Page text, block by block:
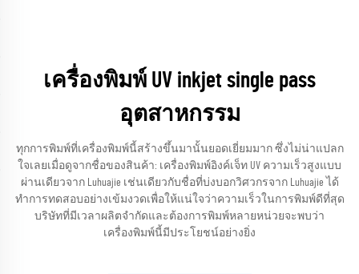
เครื่องพิมพ์ UV inkjet single pass
อุตสาหกรรม
ทุกการพิมพ์ที่เครื่องพิมพ์นี้สร้างขึ้นมานั้นยอดเยี่ยมมาก ซึ่งไม่น่าแปลก
ใจเลยเมื่อดูจากชื่อของสินค้า: เครื่องพิมพ์อิงค์เจ็ท UV ความเร็วสูงแบบ
ผ่านเดียวจาก Luhuajie เช่นเดียวกับชื่อที่บ่งบอกวิศวกรจาก Luhuajie ได้
ทำการทดสอบอย่างเข้มงวดเพื่อให้แน่ใจว่าความเร็วในการพิมพ์ดีที่สุด
บริษัทที่มีเวลาผลิตจำกัดและต้องการพิมพ์หลายหน่วยจะพบว่า
เครื่องพิมพ์นี้มีประโยชน์อย่างยิ่ง